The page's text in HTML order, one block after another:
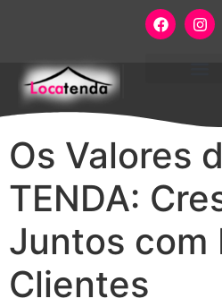
Os Valores
TENDA:
Juntos com
Clientes